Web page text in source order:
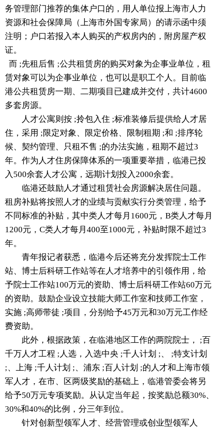
务管理部门推荐的集体户口的，用人单位报上海市人力
资源和社会保障局（上海市外国专家局）的请示函中须
注明；户口若报入本人购买的产权房内的，附房屋产权
证。
而 ;先租后售 ;公共租赁房的购买对象为企事业单位，租
赁对象可以为企事业单位，也可以是职工个人。目前临
港公共租赁房一期、二期项目已建成并交付，共计4600
多套房源。
人才公寓则按 ;拎包入住 ;标准装修后提供给人才居
住，采用 ;限定对象、限定价格、限制租期 ;和 ;排序轮
候、契约管理、只租不售 ;的办法实施，租期不超过3
年。作为人才住房保障体系的一项重要举措，临港已投
入500余套人才公寓，远期计划投入2000余套。
临港还鼓励人才通过租赁社会房源解决居住问题。
租房补贴将按照人才的业绩与贡献实行分类管理，给予
不同标准的补贴，其中类人才每月1600元，B类人才每月
1200元，C类人才每月400至1000元，补贴时限不超过3
年。
青年报记者获悉，临港今后还将充分发挥院士工作
站、博士后科研工作站等在人才培养中的引领作用，给
予院士工作站100万元的资助、博士后科研工作站60万元
的资助。鼓励企业设立技能大师工作室和技师工作室，
实施 ;高师带徒 ;项目，分别给予45万元和30万元工作经
费资助。
此外，根据政策，在临港地区工作的两院院士， ;百
千万人才工程 ;人选，入选中央 ;千人计划 ;、 ;特支计划
;、上海 ;千人计划 ;、浦东 ;百人计划 ;的人才和上海市领
军人才，在市、区两级奖励的基础上，临港管委会将另
给予50万元专项奖励。从认定当年起，按奖励总额30%、
30%和40%的比例，分三年到位。
针对创新型领军人才、经营管理或创业型领军人